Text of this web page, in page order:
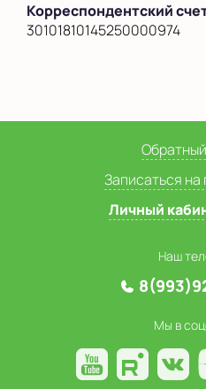
Корреспондентский
30101810145250000974
Записаться на
Личный
Наш
Мы в